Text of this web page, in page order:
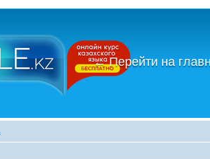
←Перейти на